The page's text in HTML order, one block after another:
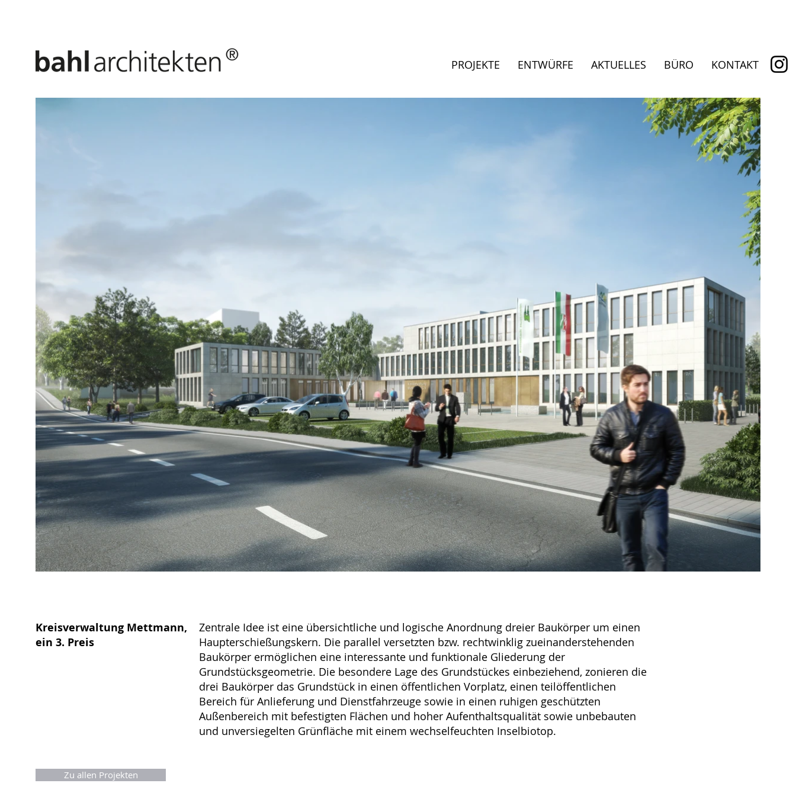
PROJEKTE ENTWÜRFE AKTUELLES BÜRO KONTAKT
Kreisverwaltung Mettmann,
ein 3. Preis
Zentrale Idee ist eine übersichtliche und logische Anordnung dreier Baukörper um einen
Haupterschießungskern. Die parallel versetzten bzw. rechtwinklig zueinanderstehenden
Baukörper ermöglichen eine interessante und funktionale Gliederung der
Grundstücksgeometrie. Die besondere Lage des Grundstückes einbeziehend, zonieren die
drei Baukörper das Grundstück in einen öffentlichen Vorplatz, einen teilöffentlichen
Bereich für Anlieferung und Dienstfahrzeuge sowie in einen ruhigen geschützten
Außenbereich mit befestigten Flächen und hoher Aufenthaltsqualität sowie unbebauten
und unversiegelten Grünfläche mit einem wechselfeuchten Inselbiotop.
Zu allen Projekten